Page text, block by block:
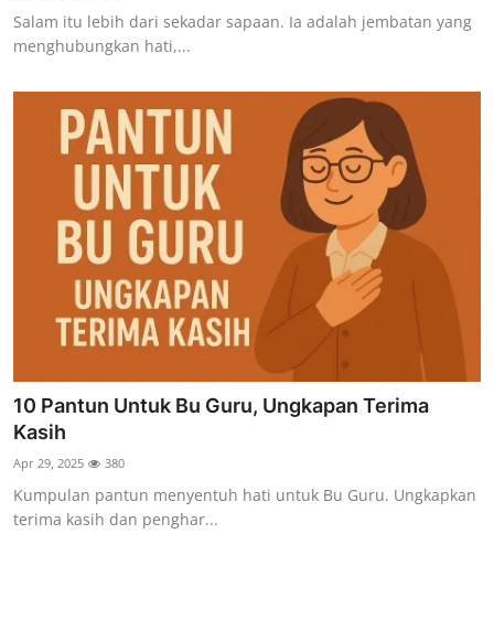
Salam itu lebih dari sekadar sapaan. Ia adalah jembatan yang
menghubungkan hati,...
10 Pantun Untuk Bu Guru, Ungkapan Terima
Kasih
Apr 29, 2025 380
Kumpulan pantun menyentuh hati untuk Bu Guru. Ungkapkan
terima kasih dan penghar...